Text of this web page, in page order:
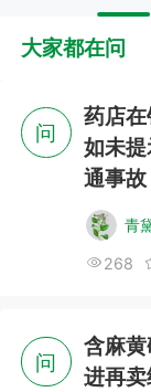
大家都在问
问
药店
如未
通事
相关
怎样规
青
268
问
含麻
进再